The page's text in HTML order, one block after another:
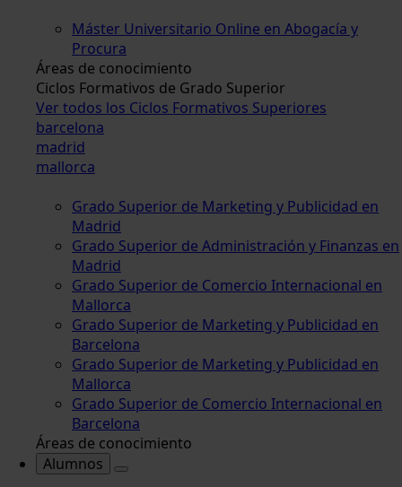
Máster Universitario Online en Abogacía y
Procura
Áreas de conocimiento
Ciclos Formativos de Grado Superior
Ver todos los Ciclos Formativos Superiores
barcelona
madrid
mallorca
Grado Superior de Marketing y Publicidad en
Madrid
Grado Superior de Administración y Finanzas en
Madrid
Grado Superior de Comercio Internacional en
Mallorca
Grado Superior de Marketing y Publicidad en
Barcelona
Grado Superior de Marketing y Publicidad en
Mallorca
Grado Superior de Comercio Internacional en
Barcelona
Áreas de conocimiento
Alumnos